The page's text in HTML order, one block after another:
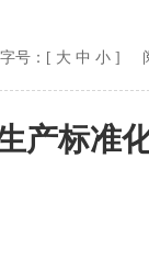
号：[ 大 中 小 ] 阅
产标准